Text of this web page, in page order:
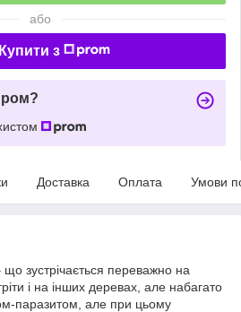
або
Купити з
Доставка Оплата Умови
що зустрічається переважно на
і на інших деревах, але набагато
паразитом, але при цьому